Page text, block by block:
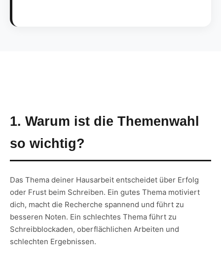
1. Warum ist die Themenwahl
so wichtig?
Das Thema deiner Hausarbeit entscheidet über Erfolg
oder Frust beim Schreiben. Ein gutes Thema motiviert
dich, macht die Recherche spannend und führt zu
besseren Noten. Ein schlechtes Thema führt zu
Schreibblockaden, oberflächlichen Arbeiten und
schlechten Ergebnissen.